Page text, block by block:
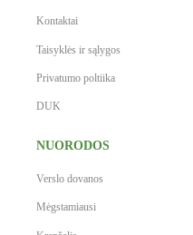
Kontaktai
Taisyklės ir sąlygos
Privatumo poltiika
DUK
NUORODOS
Verslo dovanos
Mėgstamiausi